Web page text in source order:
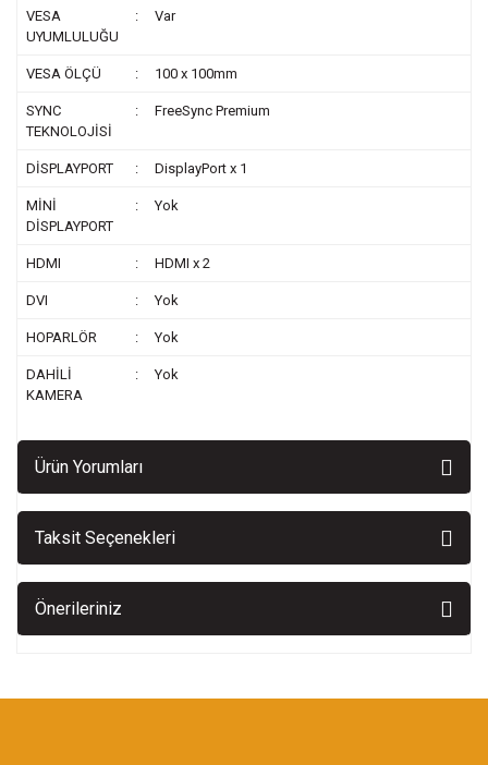
VESA
UYUMLULUĞU
: Var
VESA ÖLÇÜ : 100 x 100mm
SYNC
TEKNOLOJİSİ
: FreeSync Premium
DİSPLAYPORT : DisplayPort x 1
MİNİ
DİSPLAYPORT
: Yok
HDMI : HDMI x 2
DVI : Yok
HOPARLÖR : Yok
DAHİLİ
KAMERA
: Yok
Ürün Yorumları
Taksit Seçenekleri
Önerileriniz